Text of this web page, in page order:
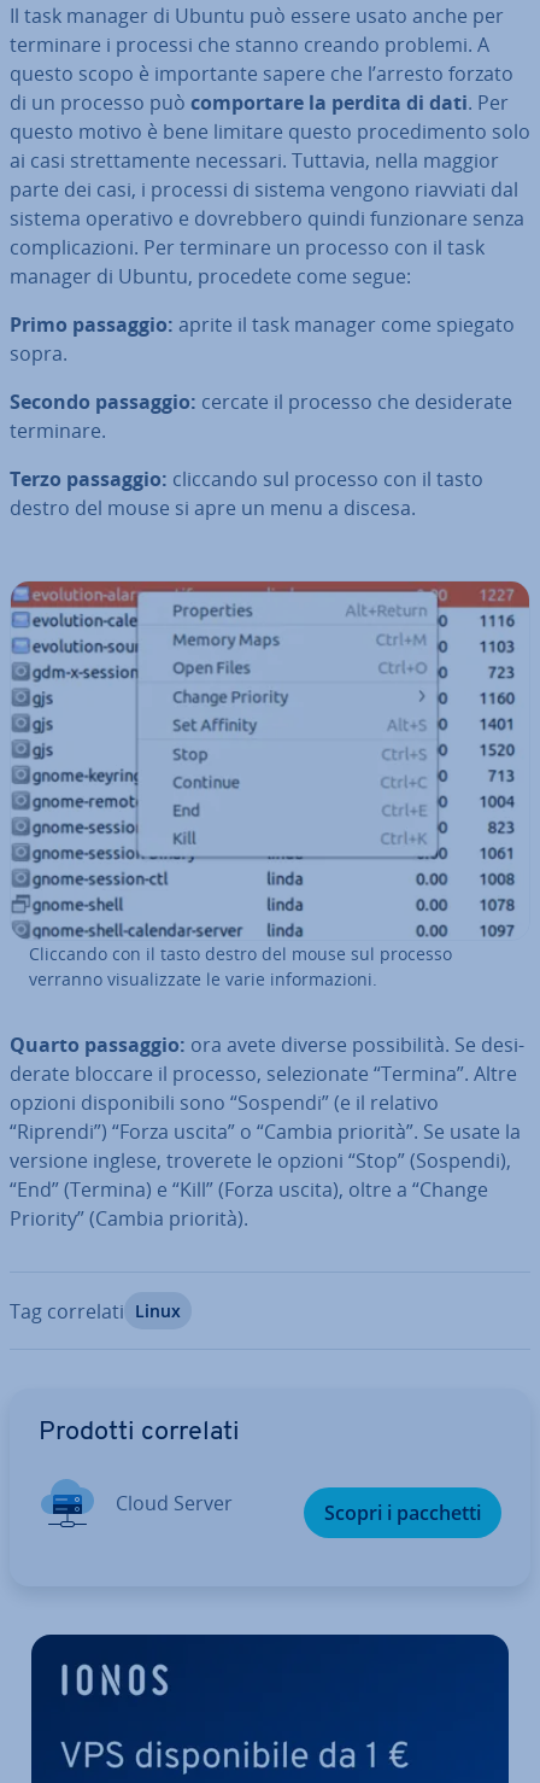
Il task manager di Ubuntu può essere usato anche per
terminare i processi che stanno creando problemi. A
questo scopo è im­por­tan­te sapere che l’arresto forzato
di un processo può com­por­ta­re la perdita di dati. Per
questo motivo è bene limitare questo pro­ce­di­men­to solo
ai casi stret­ta­men­te necessari. Tuttavia, nella maggior
parte dei casi, i processi di sistema vengono riavviati dal
sistema operativo e do­vreb­be­ro quindi fun­zio­na­re senza
com­pli­ca­zio­ni. Per terminare un processo con il task
manager di Ubuntu, procedete come segue:
Primo passaggio: aprite il task manager come spiegato
sopra.
Secondo passaggio: cercate il processo che de­si­de­ra­te
terminare.
Terzo passaggio: cliccando sul processo con il tasto
destro del mouse si apre un menu a discesa.
Cliccando con il tasto destro del mouse sul processo
verranno vi­sua­liz­za­te le varie in­for­ma­zio­ni.
Quarto passaggio: ora avete diverse pos­si­bi­li­tà. Se de­si­
de­ra­te bloccare il processo, se­le­zio­na­te “Termina”. Altre
opzioni di­spo­ni­bi­li sono “Sospendi” (e il relativo
“Riprendi”) “Forza uscita” o “Cambia priorità”. Se usate la
versione inglese, troverete le opzioni “Stop” (Sospendi),
“End” (Termina) e “Kill” (Forza uscita), oltre a “Change
Priority” (Cambia priorità).
Tag correlati Linux
Prodotti correlati
Cloud Server Scopri i pacchetti